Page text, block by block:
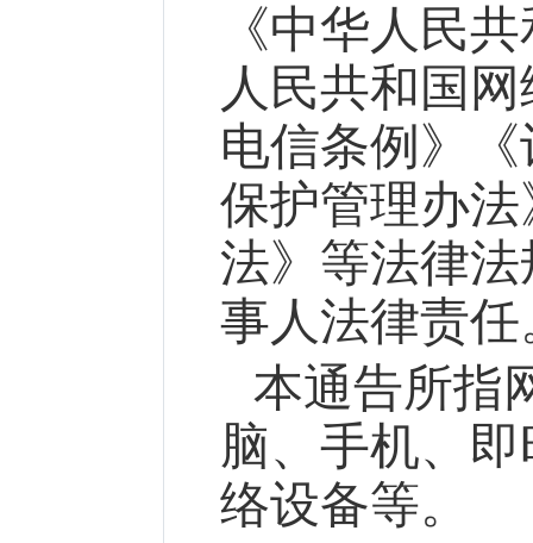
《中华人民
人民共和国
电信条例》
保护管理办
法》等法律
事人法律责任
本通告所指
脑、手机、
络设备等。